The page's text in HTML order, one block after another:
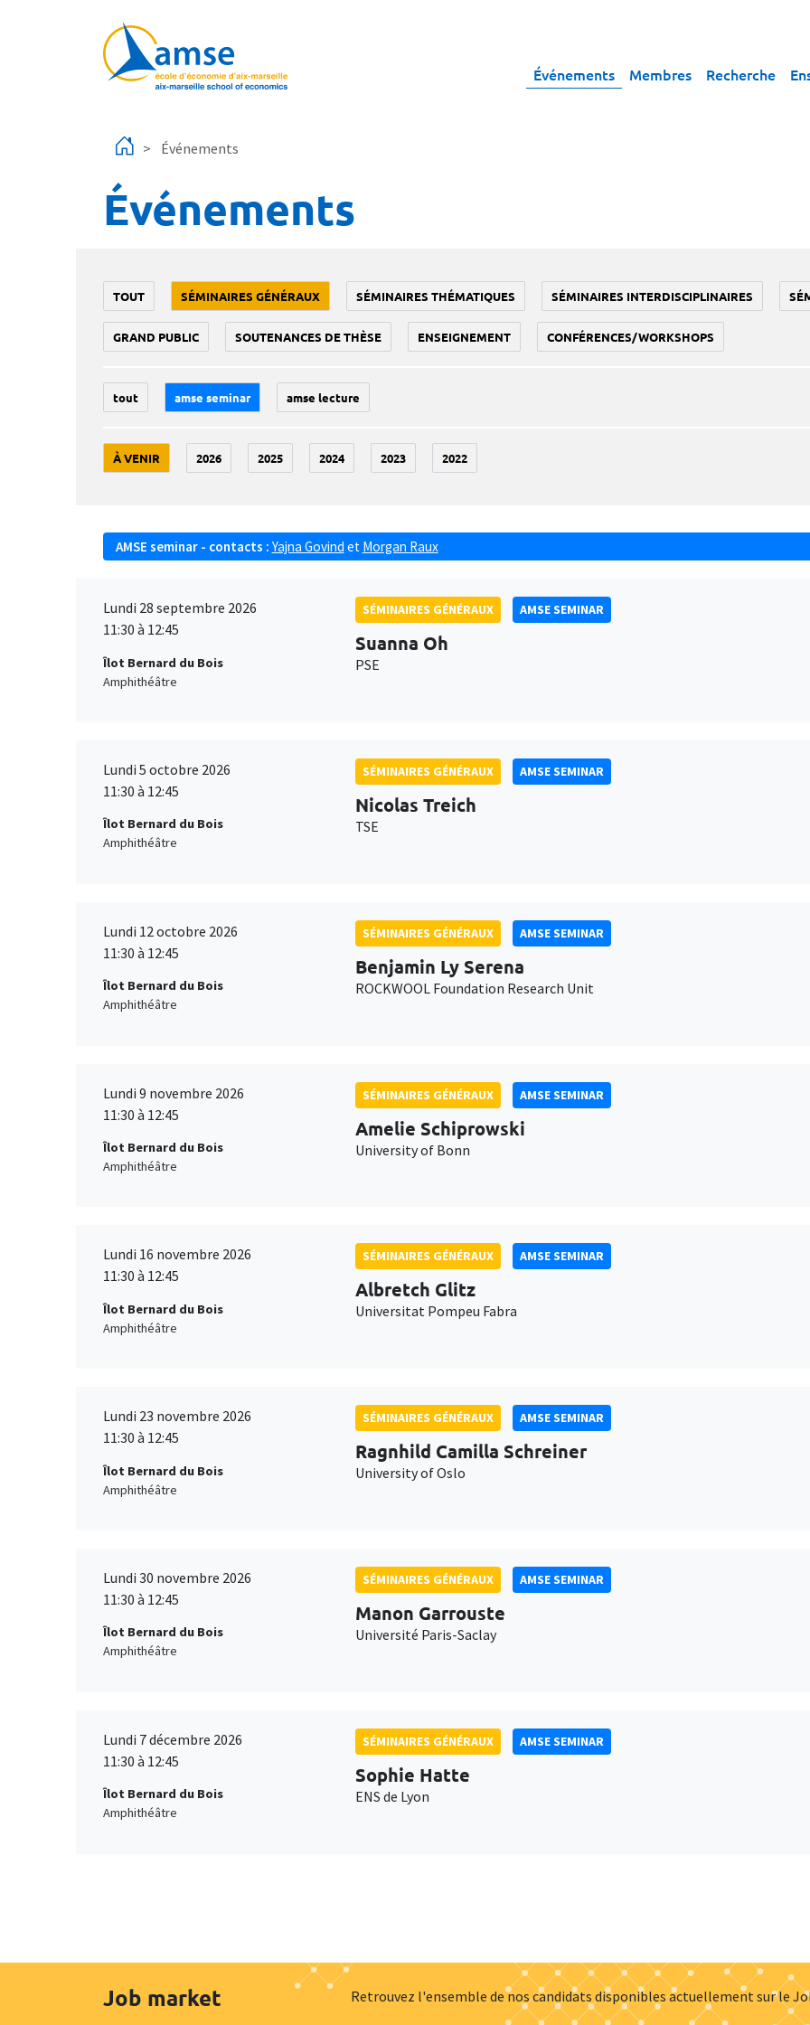
Événements Membres Recherche
Événements
Événements
TOUT SÉMINAIRES GÉNÉRAUX SÉMINAIRES THÉMATIQUES SÉMINAIRES INTERDISCIPLINAIRES
GRAND PUBLIC SOUTENANCES DE THÈSE ENSEIGNEMENT CONFÉRENCES/WORKSHOPS
tout amse seminar amse lecture
À VENIR 2026 2025 2024 2023 2022
AMSE seminar - contacts : Yajna Govind et Morgan Raux
Lundi 28 septembre 2026
11:30 à 12:45
Îlot Bernard du Bois
Amphithéâtre
SÉMINAIRES GÉNÉRAUX AMSE SEMINAR
Suanna Oh
PSE
Lundi 5 octobre 2026
11:30 à 12:45
Îlot Bernard du Bois
Amphithéâtre
SÉMINAIRES GÉNÉRAUX AMSE SEMINAR
Nicolas Treich
TSE
Lundi 12 octobre 2026
11:30 à 12:45
Îlot Bernard du Bois
Amphithéâtre
SÉMINAIRES GÉNÉRAUX AMSE SEMINAR
Benjamin Ly Serena
ROCKWOOL Foundation Research Unit
Lundi 9 novembre 2026
11:30 à 12:45
Îlot Bernard du Bois
Amphithéâtre
SÉMINAIRES GÉNÉRAUX AMSE SEMINAR
Amelie Schiprowski
University of Bonn
Lundi 16 novembre 2026
11:30 à 12:45
Îlot Bernard du Bois
Amphithéâtre
SÉMINAIRES GÉNÉRAUX AMSE SEMINAR
Albretch Glitz
Universitat Pompeu Fabra
Lundi 23 novembre 2026
11:30 à 12:45
Îlot Bernard du Bois
Amphithéâtre
SÉMINAIRES GÉNÉRAUX AMSE SEMINAR
Ragnhild Camilla Schreiner
University of Oslo
Lundi 30 novembre 2026
11:30 à 12:45
Îlot Bernard du Bois
Amphithéâtre
SÉMINAIRES GÉNÉRAUX AMSE SEMINAR
Manon Garrouste
Université Paris-Saclay
Lundi 7 décembre 2026
11:30 à 12:45
Îlot Bernard du Bois
Amphithéâtre
SÉMINAIRES GÉNÉRAUX AMSE SEMINAR
Sophie Hatte
ENS de Lyon
Job market Retrouvez l'ensemble de nos candidats disponibles actuellement sur le